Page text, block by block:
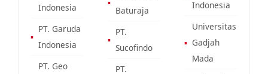
Indonesia
▪
PT. Garuda
Indonesia
PT. Geo
Baturaja
▪
PT.
Sucofindo
PT.
Indonesia
▪
Universitas
Gadjah
Mada